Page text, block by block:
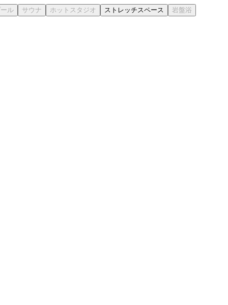
ストレッチスペース